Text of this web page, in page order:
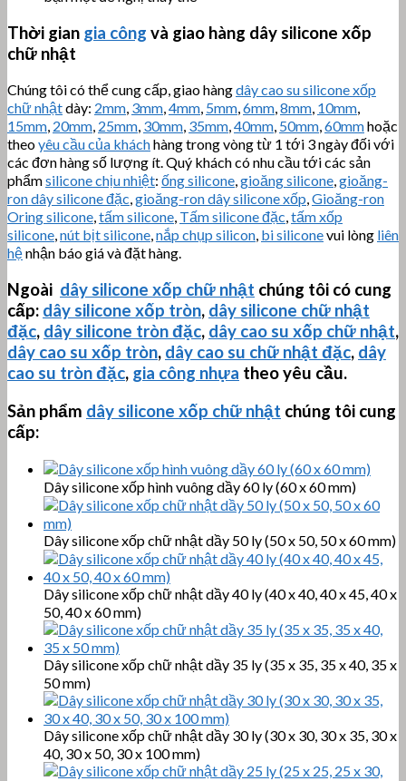
Thời gian gia công và giao hàng dây silicone xốp
chữ nhật
Chúng tôi có thể cung cấp, giao hàngdây cao su silicone xốp
chữ nhậtdày: 2mm, 3mm,4mm, 5mm,6mm,8mm, 10mm,
15mm, 20mm, 25mm, 30mm, 35mm,40mm, 50mm,60mmhoặc
theoyêu cầu của kháchhàng trong vòng từ 1 tới 3 ngày đối với
các đơn hàng số lượng ít. Quý khách có nhu cầu tới các sản
phẩmsilicone chịu nhiệt: ống silicone,gioăng silicone,gioăng-
ron dây silicone đặc,gioăng-ron dây silicone xốp,Gioăng-ron
Oring silicone,tấm silicone, Tấm silicone đặc,tấm xốp
silicone,nút bịt silicone,nắp chụp silicon, bi siliconevui lòng liên
hệnhận báo giá và đặt hàng.
Ngoài dây silicone xốp chữ nhật chúng tôi có cung
cấp: dây silicone xốp tròn, dây silicone chữ nhật
đặc, dây silicone tròn đặc, dây cao su xốp chữ nhật,
dây cao su xốp tròn, dây cao su chữ nhật đặc, dây
cao su tròn đặc, gia công nhựa theo yêu cầu.
Sản phẩm dây silicone xốp chữ nhật chúng tôi cung
cấp:
Dây silicone xốp hình vuông dầy 60 ly (60 x 60 mm)
Dây silicone xốp chữ nhật dầy 50 ly (50 x 50, 50 x 60 mm)
Dây silicone xốp chữ nhật dầy 40 ly (40 x 40, 40 x 45, 40 x
50, 40 x 60 mm)
Dây silicone xốp chữ nhật dầy 35 ly (35 x 35, 35 x 40, 35 x
50 mm)
Dây silicone xốp chữ nhật dầy 30 ly (30 x 30, 30 x 35, 30 x
40, 30 x 50, 30 x 100 mm)